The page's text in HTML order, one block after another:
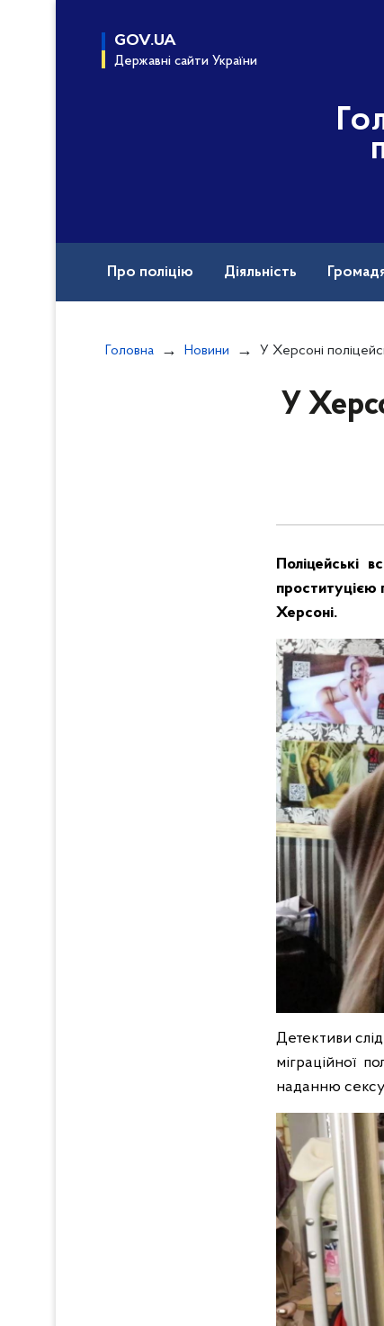
GOV.UA
Державні сайти України
Про поліцію Діяльність
Головна Новини У Херсоні поліцейські викрили
У
Поліцейські
проституцією
Херсоні.
Детективи
міграційної
наданню